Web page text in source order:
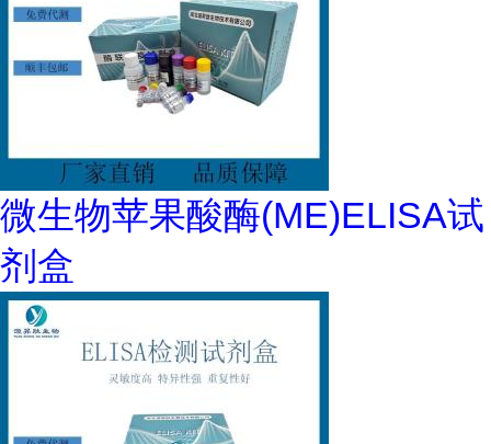
微生物苹果酸酶(ME)ELISA试
剂盒